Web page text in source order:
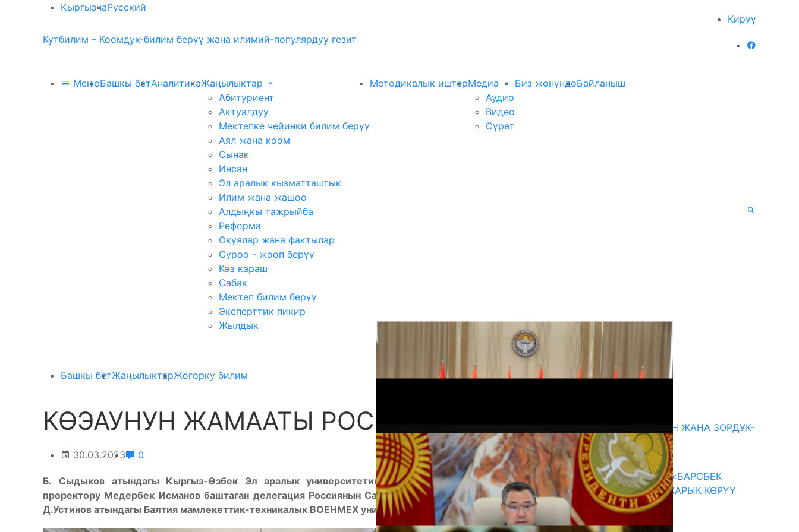
КыргызчаРусский
Кирүү
Кутбилим – Коомдук-билим берүү жана илимий-популярдуу гезит
МенюБашкы бетАналитикаЖаңылыктар
Абитуриент
Актуалдуу
Мектепке чейинки билим берүү
Аял жана коом
Сынак
Инсан
Эл аралык кызматташтык
Илим жана жашоо
Алдыңкы тажрыйба
Реформа
Окуялар жана фактылар
Суроо - жооп берүү
Көз караш
Сабак
Мектеп билим берүү
Эксперттик пикир
Жылдык
Методикалык иштерМедиа
Аудио
Видео
Сүрөт
Биз жөнүндөБайланыш
Башкы бетЖаңылыктарЖогорку билим
КӨЭАУНУН ЖАМААТЫ РОССИЯДА
30.03.2023 0
Б.
Сыдыков атындагы Кыргыз-Өзбек Эл аралык университетинин илимий иштер боюнча
проректору Медербек Исманов баштаган делегация Россиянын Санкт-Петербург шаарындагы
Д.Устинов атындагы Балтия мамлекеттик-техникалык ВОЕНМЕХ университетине барды.
ГЕНДЕРДИК БАСМЫРЛООДОН ЖАНА ЗОРДУК-
ЗОМБУЛУКТАН КОРГОО
07.08.2026
КЫРГЫЗ ТАРЫХЫ ТАСМАДА: «БАРСБЕК
КАГАН» КӨРКӨМ ТАСМАСЫ ЖАРЫК КӨРҮҮ
АЛДЫНДА
07.08.2026